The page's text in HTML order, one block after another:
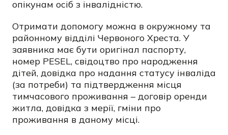
опікунам осіб з інвалідністю.
Отримати допомогу можна в окружному та
районному відділі Червоного Хреста. У
заявника має бути оригінал паспорту,
номер PESEL, свідоцтво про народження
дітей, довідка про надання статусу інваліда
(за потреби) та підтвердження місця
тимчасового проживання – договір оренди
житла, довідка з мерії, гміни про
проживання в даному місці.